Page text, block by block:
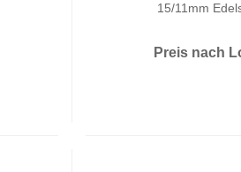
15/11mm
Preis nach